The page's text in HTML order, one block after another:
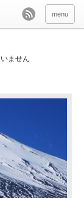
menu
ません